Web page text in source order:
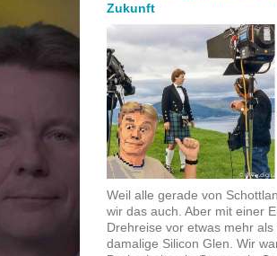
Zukunft
Weil alle gerade von
wir das auch. Aber mit einer
Drehreise vor etwas mehr
damalige Silicon Glen. Wir